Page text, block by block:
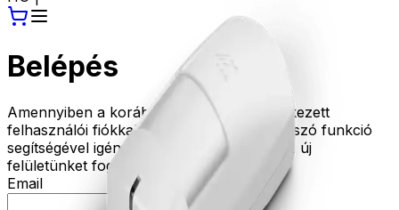
Belépés
Amennyiben a korábbi oldalunkon rendelkezett
felhasználói fiókkal, kérjük az Elfelejtett jelszó funkció
segítségével igényeljen új jelszót, amivel az új
felületünket fogja tudni használni.
Email